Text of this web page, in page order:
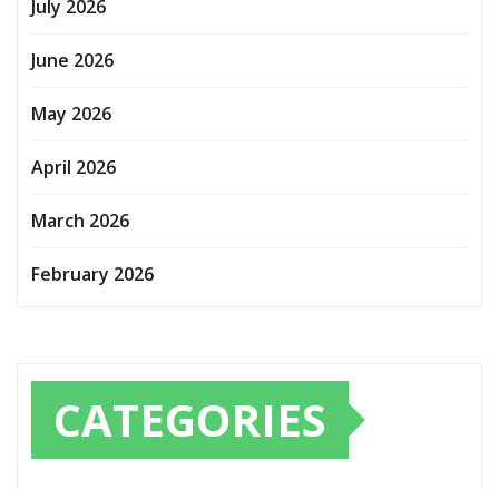
July 2026
June 2026
May 2026
April 2026
March 2026
February 2026
CATEGORIES